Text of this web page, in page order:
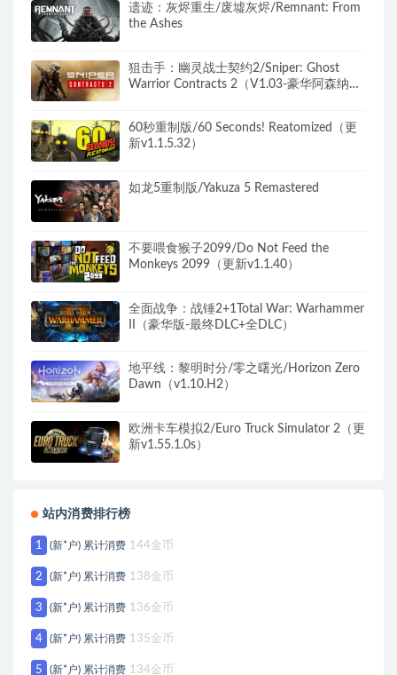
遗迹：灰烬重生/废墟灰烬/Remnant: From
the Ashes
狙击手：幽灵战士契约2/Sniper: Ghost
Warrior Contracts 2（V1.03-豪华阿森纳版
60秒重制版/60 Seconds! Reatomized（更
新v1.1.5.32）
如龙5重制版/Yakuza 5 Remastered
不要喂食猴子2099/Do Not Feed the
Monkeys 2099（更新v1.1.40）
全面战争：战锤2+1Total War: Warhammer
II（豪华版-最终DLC+全DLC）
地平线：黎明时分/零之曙光/Horizon Zero
Dawn（v1.10.H2）
欧洲卡车模拟2/Euro Truck Simulator 2（更
新v1.55.1.0s）
站内消费排行榜
1 (新*户) 累计消费 144金币
2 (新*户) 累计消费 138金币
3 (新*户) 累计消费 136金币
4 (新*户) 累计消费 135金币
5 (新*户) 累计消费 134金币